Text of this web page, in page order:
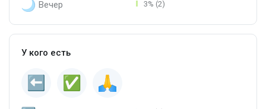
Вечер 3% (2)
У кого есть